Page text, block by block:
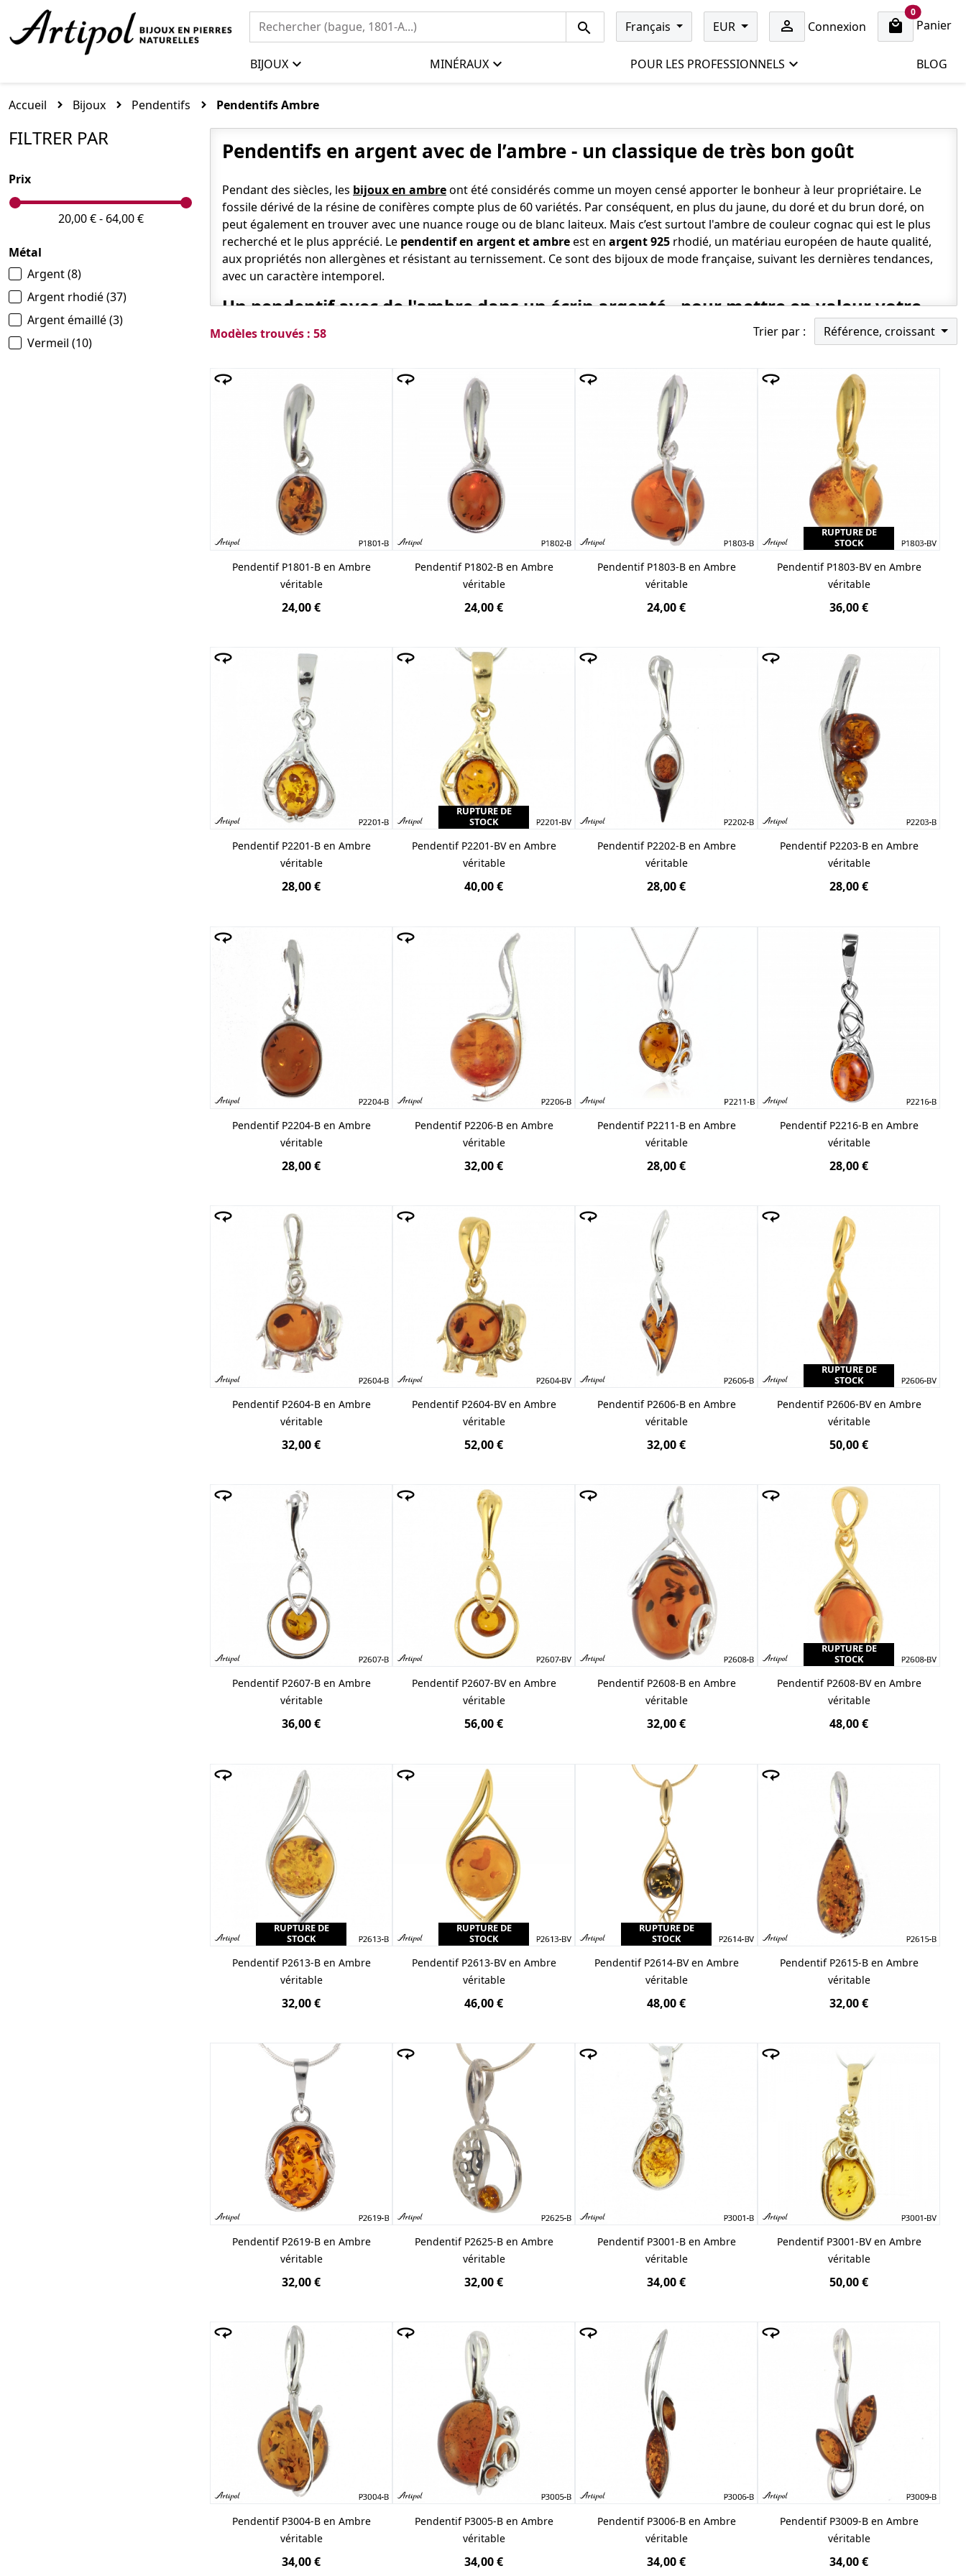
Français EUR Connexion 
0cart items
Panier
BIJOUX MINÉRAUX POUR LES PROFESSIONNELS BLOG
Accueil Bijoux Pendentifs Pendentifs Ambre
FILTRER PAR
Prix
20,00 € - 64,00 €
Métal
Argent(8)
Argent rhodié(37)
Argent émaillé(3)
Vermeil (10)
Pendentifs en argent avec de l’ambre - un classique de très bon goût
Pendant des siècles, les bijoux en ambreont été considérés comme un moyen censé apporter le bonheur à leur propriétaire. Le
fossile dérivé de la résine de conifères compte plus de 60 variétés. Par conséquent, en plus du jaune, du doré et du brun doré, on
peut également en trouver avec une nuance rouge ou de blanc laiteux. Mais c’est surtout l'ambre de couleur cognac qui est le plus
recherché et le plus apprécié. Le pendentif en argent et ambreest en argent 925 rhodié, un matériau européen de haute qualité,
aux propriétés non allergènes et résistant au ternissement. Ce sont des bijoux de mode française, suivant les dernières tendances,
avec un caractère intemporel.
Un pendentif avec de l'ambre dans un écrin argenté - pour mettre en valeur votre
teint
authentifié par un certificat. Le
pendentif en ambre
est taillé sous forme de cabochon, pour mettre parfaitement en valeur la belle
structure de la résine fossilisée, ainsi que l'élégance classique de ces bijoux, adaptés à des teintes d'albâtre et d'or. Nous
recommandons également la gamme de
pendentifs en argent plaqué or
Modèles trouvés : 58 Trier par : Référence, croissant
Pendentif P1801-B en Ambre
véritable
24,00 €
Pendentif P1802-B en Ambre
véritable
24,00 €
Pendentif P1803-B en Ambre
véritable
24,00 €
RUPTURE DE
STOCK
Pendentif P1803-BV en Ambre
véritable
36,00 €
Pendentif P2201-B en Ambre
véritable
28,00 €
RUPTURE DE
STOCK
Pendentif P2201-BV en Ambre
véritable
40,00 €
Pendentif P2202-B en Ambre
véritable
28,00 €
Pendentif P2203-B en Ambre
véritable
28,00 €
Pendentif P2204-B en Ambre
véritable
28,00 €
Pendentif P2206-B en Ambre
véritable
32,00 €
Pendentif P2211-B en Ambre
véritable
28,00 €
Pendentif P2216-B en Ambre
véritable
28,00 €
Pendentif P2604-B en Ambre
véritable
32,00 €
Pendentif P2604-BV en Ambre
véritable
52,00 €
Pendentif P2606-B en Ambre
véritable
32,00 €
RUPTURE DE
STOCK
Pendentif P2606-BV en Ambre
véritable
50,00 €
Pendentif P2607-B en Ambre
véritable
36,00 €
Pendentif P2607-BV en Ambre
véritable
56,00 €
Pendentif P2608-B en Ambre
véritable
32,00 €
RUPTURE DE
STOCK
Pendentif P2608-BV en Ambre
véritable
48,00 €
RUPTURE DE
STOCK
Pendentif P2613-B en Ambre
véritable
32,00 €
RUPTURE DE
STOCK
Pendentif P2613-BV en Ambre
véritable
46,00 €
RUPTURE DE
STOCK
Pendentif P2614-BV en Ambre
véritable
48,00 €
Pendentif P2615-B en Ambre
véritable
32,00 €
Pendentif P2619-B en Ambre
véritable
32,00 €
Pendentif P2625-B en Ambre
véritable
32,00 €
Pendentif P3001-B en Ambre
véritable
34,00 €
Pendentif P3001-BV en Ambre
véritable
50,00 €
Pendentif P3004-B en Ambre
véritable
34,00 €
Pendentif P3005-B en Ambre
véritable
34,00 €
Pendentif P3006-B en Ambre
véritable
34,00 €
Pendentif P3009-B en Ambre
véritable
34,00 €